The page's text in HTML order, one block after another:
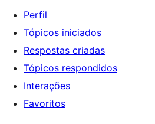
Perfil
Tópicos iniciados
Respostas criadas
Tópicos respondidos
Interações
Favoritos